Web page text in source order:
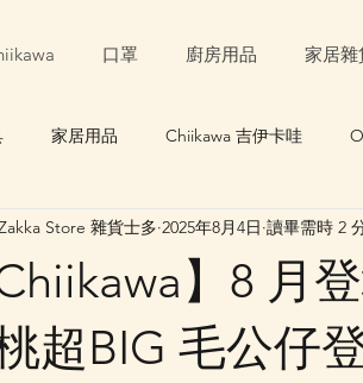
口罩 廚房用品 家居雜
家居用品 Chiikawa 吉伊卡哇
長野角色 日本口罩 其他卡通人物
Chiikawa】8 月
超BIG 毛公仔
Store 雜貨士多 2025年8月4日 讀畢需時 2